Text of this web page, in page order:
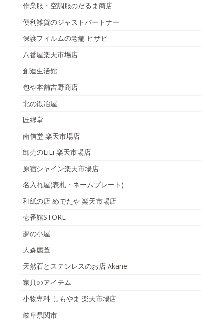
作業服・空調服のだるま商店
便利雑貨のジャストパートナー
保護フィルムの老舗 ビザビ
八番屋楽天市場店
創造生活館
包や本舗吉野商店
北の鍛冶屋
匠縁堂
南信堂 楽天市場店
卸売のEiEi 楽天市場店
原宿シャイン楽天市場店
名入れ屋(表札・ネームプレート)
和紙の店 めでたや 楽天市場店
壱番館STORE
夢の小屋
大森麗萱
天然石とステンレスのお店 Akane
家具のアイテム
小物専科 しもやま 楽天市場店
岐阜県関市